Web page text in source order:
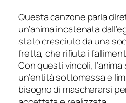
Questa canzone parla
un’anima incatenata
stato cresciuto da una
fretta, che rifiuta i
Con questi vincoli,
un’entità sottomessa e
bisogno di mascherarsi